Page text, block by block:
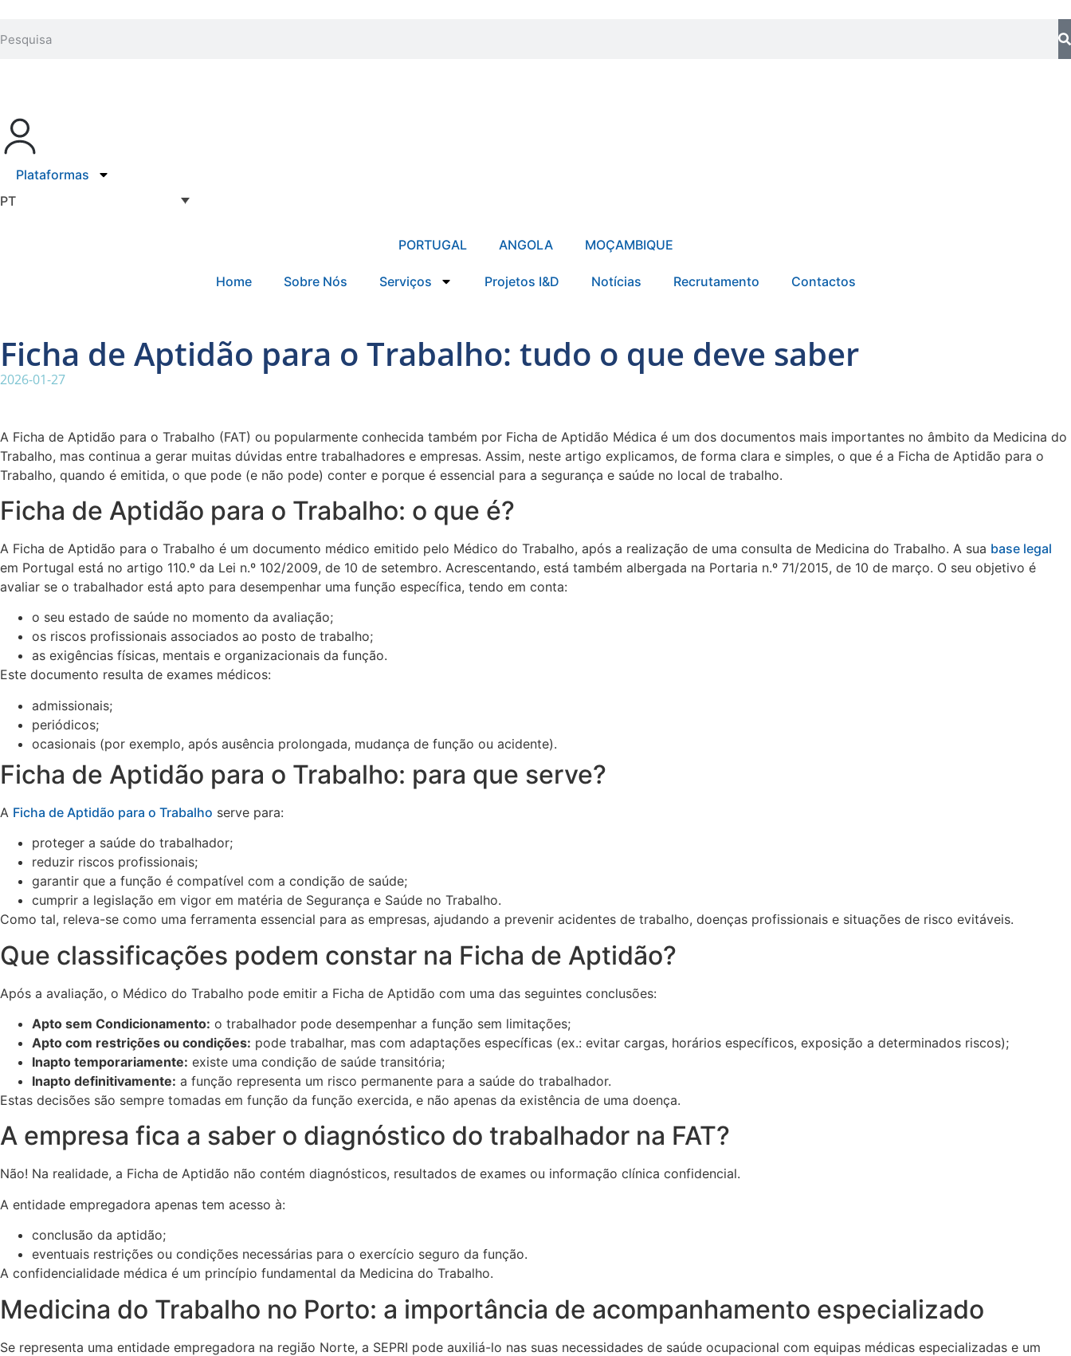
Plataformas
PT
PORTUGAL ANGOLA MOÇAMBIQUE
Home Sobre Nós Serviços Projetos I&D Notícias Recrutamento Contactos
Ficha de Aptidão para o Trabalho: tudo o que deve saber
2026-01-27
A Ficha de Aptidão para o Trabalho (FAT) ou popularmente conhecida também por Ficha de Aptidão Médica é um dos documentos mais importantes no âmbito da Medicina do
Trabalho, mas continua a gerar muitas dúvidas entre trabalhadores e empresas. Assim, neste artigo explicamos, de forma clara e simples, o que é a Ficha de Aptidão para o
Trabalho, quando é emitida, o que pode (e não pode) conter e porque é essencial para a segurança e saúde no local de trabalho.
Ficha de Aptidão para o Trabalho: o que é?
A Ficha de Aptidão para o Trabalho é um documento médico emitido pelo Médico do Trabalho, após a realização de uma consulta de Medicina do Trabalho. A sua base legal
em Portugal está no artigo 110.º da Lei n.º 102/2009, de 10 de setembro. Acrescentando, está também albergada na Portaria n.º 71/2015, de 10 de março. O seu objetivo é
avaliar se o trabalhador está apto para desempenhar uma função específica, tendo em conta:
o seu estado de saúde no momento da avaliação;
os riscos profissionais associados ao posto de trabalho;
as exigências físicas, mentais e organizacionais da função.
Este documento resulta de exames médicos:
admissionais;
periódicos;
ocasionais (por exemplo, após ausência prolongada, mudança de função ou acidente).
Ficha de Aptidão para o Trabalho: para que serve?
A Ficha de Aptidão para o Trabalho serve para:
proteger a saúde do trabalhador;
reduzir riscos profissionais;
garantir que a função é compatível com a condição de saúde;
cumprir a legislação em vigor em matéria de Segurança e Saúde no Trabalho.
Como tal, releva-se como uma ferramenta essencial para as empresas, ajudando a prevenir acidentes de trabalho, doenças profissionais e situações de risco evitáveis.
Que classificações podem constar na Ficha de Aptidão?
Após a avaliação, o Médico do Trabalho pode emitir a Ficha de Aptidão com uma das seguintes conclusões:
Apto sem Condicionamento: o trabalhador pode desempenhar a função sem limitações;
Apto com restrições ou condições: pode trabalhar, mas com adaptações específicas (ex.: evitar cargas, horários específicos, exposição a determinados riscos);
Inapto temporariamente: existe uma condição de saúde transitória;
Inapto definitivamente: a função representa um risco permanente para a saúde do trabalhador.
Estas decisões são sempre tomadas em função da função exercida, e não apenas da existência de uma doença.
A empresa fica a saber o diagnóstico do trabalhador na FAT?
Não! Na realidade, a Ficha de Aptidão não contém diagnósticos, resultados de exames ou informação clínica confidencial.
A entidade empregadora apenas tem acesso à:
conclusão da aptidão;
eventuais restrições ou condições necessárias para o exercício seguro da função.
A confidencialidade médica é um princípio fundamental da Medicina do Trabalho.
Medicina do Trabalho no Porto: a importância de acompanhamento especializado
Se representa uma entidade empregadora na região Norte, a SEPRI pode auxiliá-lo nas suas necessidades de saúde ocupacional com equipas médicas especializadas e um